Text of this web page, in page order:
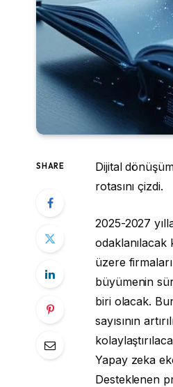
SHARE
Dijital
rotasını çizdi.
2025-2027
odaklanılacak
üzere
büyümenin
biri olacak.
sayısının
Yapay zeka
Desteklenen